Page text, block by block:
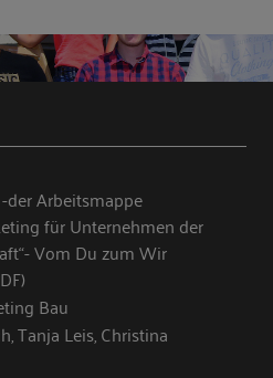
der Arbeitsmappe
für Unternehmen der
Vom Du zum Wir
Bau
Tanja Leis, Christina